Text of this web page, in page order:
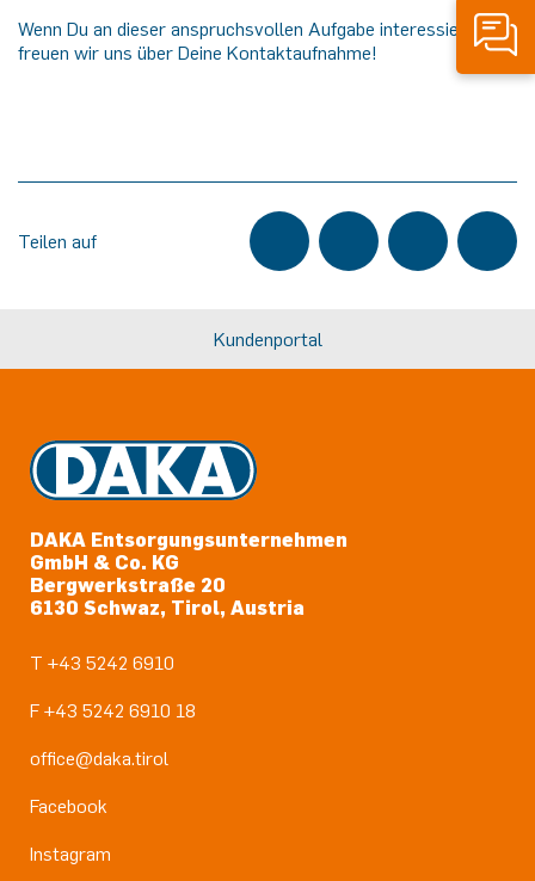
Wenn Du an dieser anspruchsvollen Aufgabe interessiert bist,
freuen wir uns über Deine Kontaktaufnahme!
Teilen auf
Kundenportal
DAKA Entsorgungsunternehmen
GmbH & Co. KG
Bergwerkstraße 20
6130 Schwaz, Tirol, Austria
T +43 5242 6910
F +43 5242 6910 18
office@daka.tirol
Facebook
Instagram